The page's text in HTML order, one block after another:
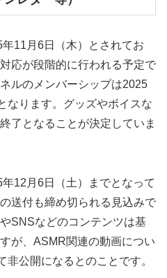
11月6日（木）とされてお
応が段階的に行われる予定で
ルのメンバーシップは2025
なります。グッズやボイスな
了となることが決定していま
12月6日（土）までとなって
送付も締め切られる見込みで
SNSなどのコンテンツは基
が、ASMR関連の動画につい
公開になるとのことです。